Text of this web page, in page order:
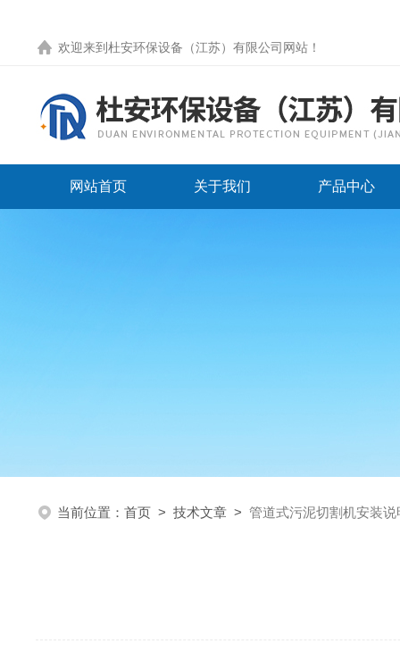
欢迎来到 杜安环保设备（江苏）有限公司网站 ！
网站首页 关于我们 产品中心
当前位置： 首页 > 技术文章 > 管道式污泥切割机安装说